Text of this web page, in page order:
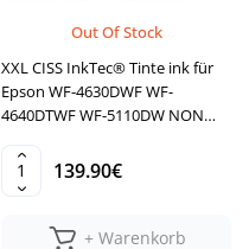
Out Of Stock
XXL CISS InkTec® Tinte ink für
Epson WF-4630DWF WF-
4640DTWF WF-5110DW NON
139.90€
+ Warenkorb